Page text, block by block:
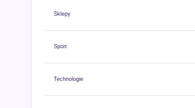
Sklepy
Sport
Technologie